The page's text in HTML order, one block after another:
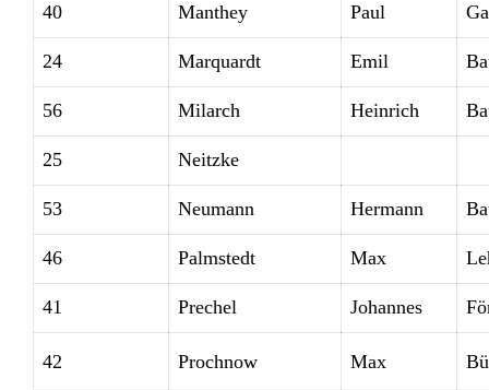
40 Manthey Paul
24 Marquardt Emil
56 Milarch Heinrich
25 Neitzke
53 Neumann Hermann
46 Palmstedt Max
41 Prechel Johannes
42 Prochnow Max